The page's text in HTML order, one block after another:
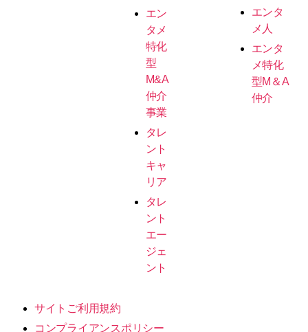
エン
タメ
特化
型
M&A
仲介
事業
タレ
ント
キャ
リア
タレ
ント
エー
ジェ
ント
エンタ
メ人
エンタ
メ特化
型M＆A
仲介
サイトご利用規約
コンプライアンスポリシー